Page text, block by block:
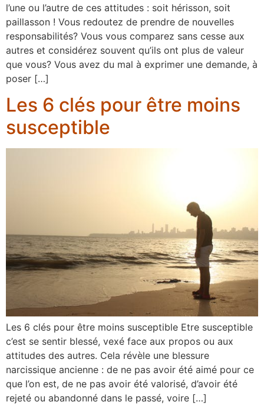
l’une ou l’autre de ces attitudes : soit hérisson, soit
paillasson ! Vous redoutez de prendre de nouvelles
responsabilités? Vous vous comparez sans cesse aux
autres et considérez souvent qu’ils ont plus de valeur
que vous? Vous avez du mal à exprimer une demande, à
poser […]
Les 6 clés pour être moins
susceptible
Les 6 clés pour être moins susceptible Etre susceptible
c’est se sentir blessé, vexé face aux propos ou aux
attitudes des autres. Cela révèle une blessure
narcissique ancienne : de ne pas avoir été aimé pour ce
que l’on est, de ne pas avoir été valorisé, d’avoir été
rejeté ou abandonné dans le passé, voire […]